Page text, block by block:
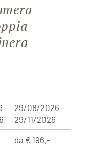
-
29/08/2026 -
29/11/2026
da € 196,-